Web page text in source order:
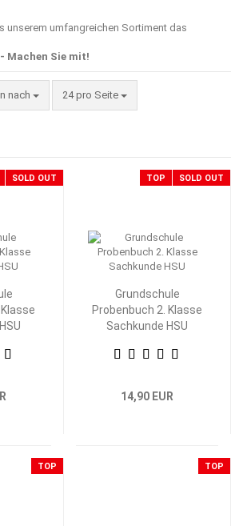
unserem umfangreichen Sortiment das
Machen Sie mit!
nach
nach 24 pro Seite
pro Seite
SOLD OUT TOP SOLD OUT
Grundschule
Probenbuch 2. Klasse
Sachkunde HSU
14,90 EUR
TOP TOP